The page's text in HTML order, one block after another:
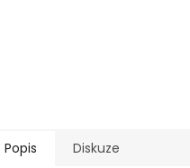
Popis Diskuze